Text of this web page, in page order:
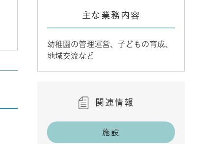
主な業務内容
幼稚園の管理運営、子どもの育成、
地域交流など
関連情報
施設